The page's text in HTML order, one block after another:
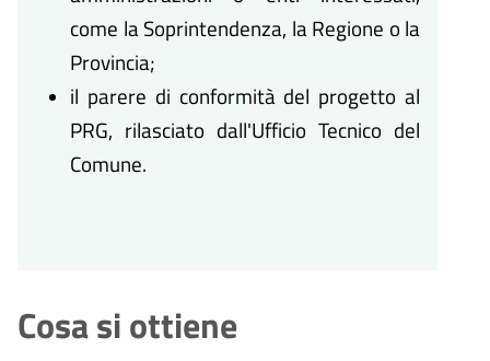
come la Soprintendenza, la Regione o la
Provincia;
il parere di conformità del progetto al
PRG, rilasciato dall'Ufficio Tecnico del
Comune.
Cosa si ottiene